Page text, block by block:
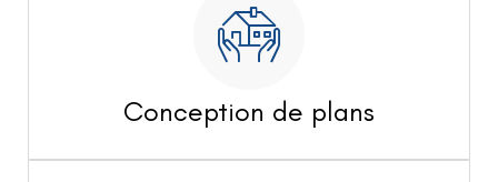
Conception de plans